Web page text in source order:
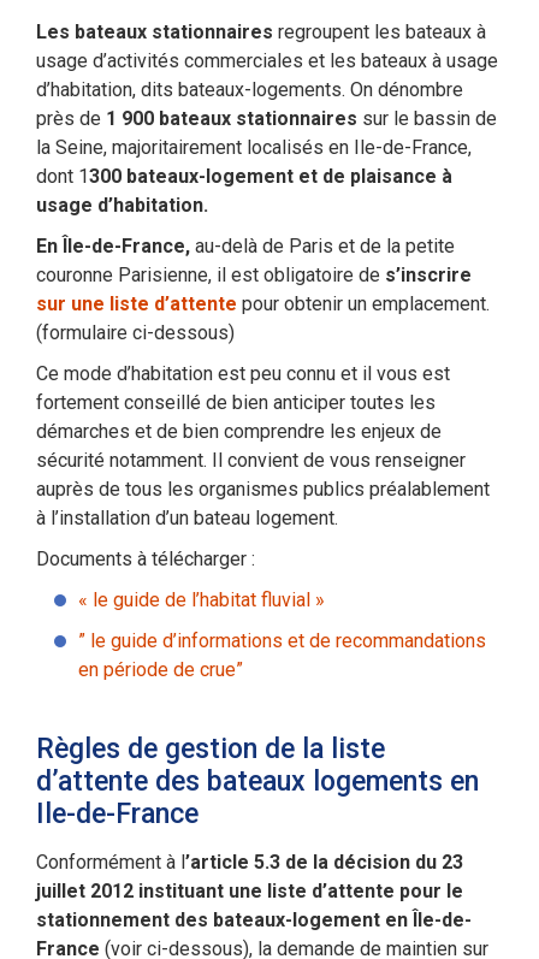
Les bateaux stationnaires regroupent les bateaux à
usage d’activités commerciales et les bateaux à usage
d’habitation, dits bateaux-logements. On dénombre
près de 1 900 bateaux stationnaires sur le bassin de
la Seine, majoritairement localisés en Ile-de-France,
dont 1300 bateaux-logement et de plaisance à
usage d’habitation.
En Île-de-France, au-delà de Paris et de la petite
couronne Parisienne, il est obligatoire de s’inscrire
sur une liste d’attente pour obtenir un emplacement.
(formulaire ci-dessous)
Ce mode d’habitation est peu connu et il vous est
fortement conseillé de bien anticiper toutes les
démarches et de bien comprendre les enjeux de
sécurité notamment. Il convient de vous renseigner
auprès de tous les organismes publics préalablement
à l’installation d’un bateau logement.
Documents à télécharger :
« le guide de l’habitat fluvial »
” le guide d’informations et de recommandations
en période de crue”
Règles de gestion de la liste
d’attente des bateaux logements en
Ile-de-France
Conformément à l’article 5.3 de la décision du 23
juillet 2012 instituant une liste d’attente pour le
stationnement des bateaux-logement en Île-de-
France (voir ci-dessous), la demande de maintien sur